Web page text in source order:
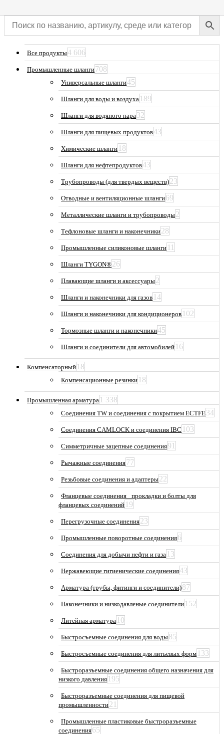
Все продукты4 606
Промышленные шланги708
Универсальные шланги45
Шланги для воды и воздуха 189
Шланги для водяного пара32
Шланги для пищевых продуктов43
Химические шланги 18
Шланги для нефтепродуктов43
Трубопроводы (для твердых веществ)23
Отводные и вентиляционные шланги69
Металлические шланги и трубопроводы2
Тефлоновые шланги и наконечники28
Промышленные силиконовые шланги 11
Шланги TYGON®26
Плавающие шланги и аксессуары2
Шланги и наконечники для газов 14
Шланги и наконечники для кондиционеров 102
Тормозные шланги и наконечники45
Шланги и соединители для автомобилей 16
Компенсаторный 18
Компенсационные резинки 18
Промышленная арматура 1 338
Соединения TW и соединения с покрытием ECTFE34
Соединения CAMLOCK и соединения IBC 103
Симметричные зацепные соединения91
Рычажные соединения77
Резьбовые соединения и адаптеры22
Фланцевые соединения_ прокладки и болты для
фланцевых соединений 19
Перегрузочные соединения23
Промышленные поворотные соединения6
Соединения для добычи нефти и газа 13
Нержавеющие гигиенические соединения43
Арматура (трубы, фитинги и соединители)87
Наконечники и низкодавленые соединители 152
Литейная арматура 10
Быстросъемные соединения для воды85
Быстросъемные соединения для литьевых форм 133
Быстроразъемные соединения общего назначения для
низкого давления 195
Быстроразъемные соединения для пищевой
промышленности21
Промышленные пластиковые быстроразъемные
соединения65